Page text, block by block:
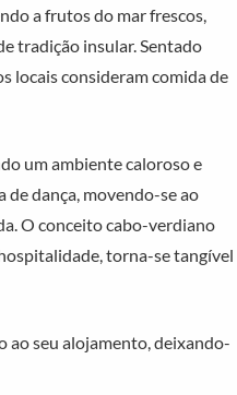
a frutos do mar frescos,
tradição insular. Sentado
locais consideram comida de
um ambiente caloroso e
de dança, movendo-se ao
O conceito cabo-verdiano
torna-se tangível
ao seu alojamento, deixando-